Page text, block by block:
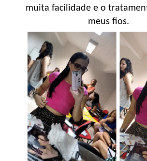
muita facilidade e o
meus fios.